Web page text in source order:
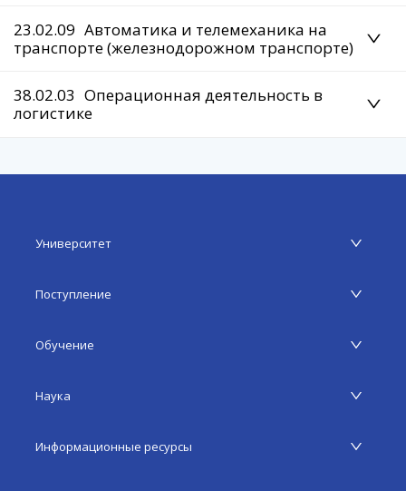
23.02.09 Автоматика и телемеханика на
транспорте (железнодорожном транспорте)
38.02.03 Операционная деятельность в
логистике
Университет
Поступление
Обучение
Наука
Информационные ресурсы